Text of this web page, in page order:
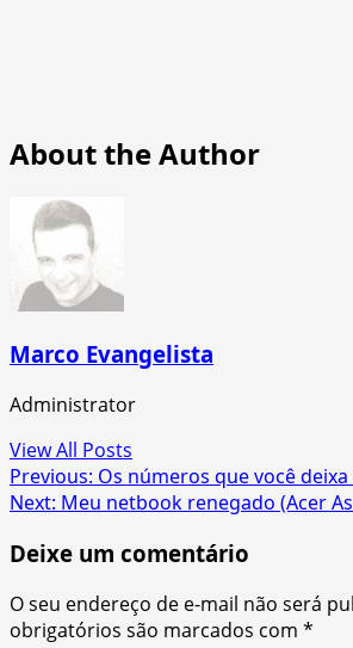
About the Author
Marco Evangelista
Administrator
View All Posts
Post
navigation
Previous: Os números que você
Next: Meu netbook renegado (Acer
Deixe um comentário
O seu endereço de e-mail não será
obrigatórios são marcados com *